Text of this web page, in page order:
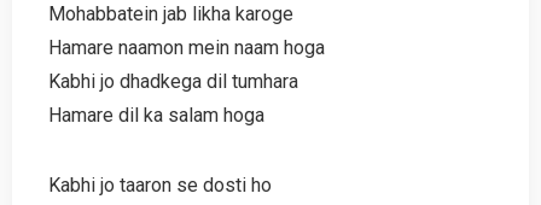
Mohabbatein jab likha karoge
Hamare naamon mein naam hoga
Kabhi jo dhadkega dil tumhara
Hamare dil ka salam hoga
Kabhi jo taaron se dosti ho